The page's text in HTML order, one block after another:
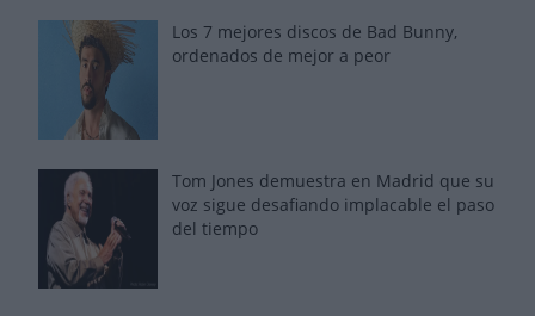
Los 7 mejores discos de Bad Bunny,
ordenados de mejor a peor
Tom Jones demuestra en Madrid que su
voz sigue desafiando implacable el paso
del tiempo